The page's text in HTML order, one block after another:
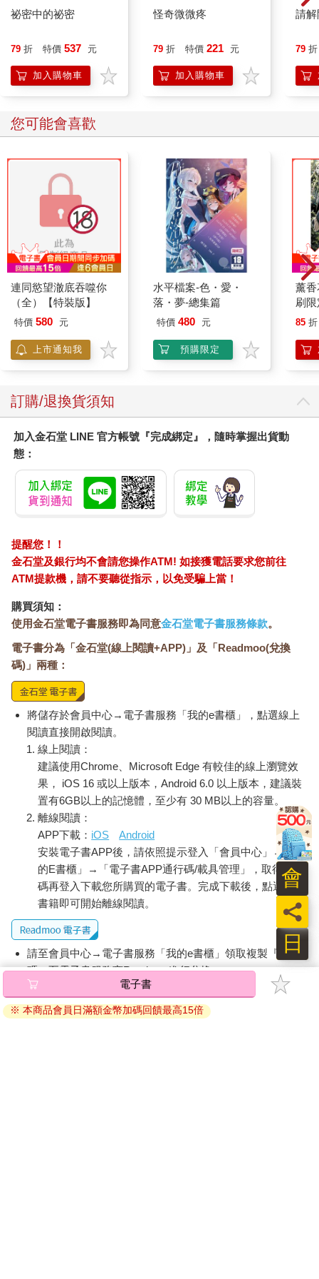
祕密中的祕密
79 折 特價 537 元
加入購物車
怪奇微微疼
79 折 特價 221 元
加入購物車
請解
79 折
您可能會喜歡
連同慾望澈底吞噬你
（全）【特裝版】
特價 580 元
上市通知我
水平檔案-色・愛・
落・夢-總集篇
特價 480 元
預購限定
薰
刷
85 折
訂購/退換貨須知
加入金石堂 LINE 官方帳號『完成綁定』，隨時掌握出貨動
態：
提醒您！！
金石堂及銀行均不會請您操作ATM! 如接獲電話要求您前往
ATM提款機，請不要聽從指示，以免受騙上當！
購買須知：
使用金石堂電子書服務即為同意金石堂電子書服務條款。
電子書分為「金石堂(線上閱讀+APP)」及「Readmoo(兌換
碼)」兩種：
將儲存於會員中心→電子書服務「我的e書櫃」，點選線上
閱讀直接開啟閱讀。
線上閱讀：
建議使用Chrome、Microsoft Edge 有較佳的線上瀏覽效
果， iOS 16 或以上版本，Android 6.0 以上版本，建議裝
置有6GB以上的記憶體，至少有 30 MB以上的容量。
離線閱讀：
APP下載： iOS
Android
安裝電子書APP後，請依照提示登入「會員中心」→「我
的E書櫃」→「電子書APP通行碼/載具管理」，取得通行
碼再登入下載您所購買的電子書。完成下載後，點選任一
書籍即可開始離線閱讀。
請至會員中心→電子書服務「我的e書櫃」領取複製『兌換
碼』至電子書服務商Readmoo進行兌換。
退換貨須知：
因版權保護，您在金石堂所購買的電子書僅能以金石堂專屬
電子書
※ 本商品會員日滿額金幣加碼回饋最高15倍
日
員
會